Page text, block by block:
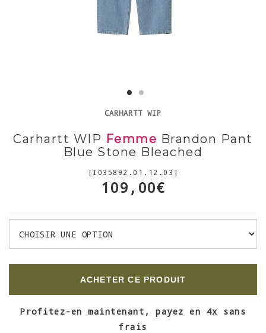
CARHARTT WIP
Carhartt WIP Femme Brandon Pant
Blue Stone Bleached
[I035892.01.12.03]
109,00€
ACHETER CE PRODUIT
Profitez-en maintenant, payez en 4x sans
frais